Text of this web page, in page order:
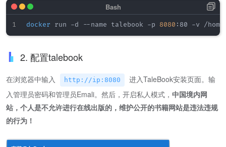
docker run -d --name talebook -p 8080
2. 配置talebook
在浏览器中输入 http://ip:8080
进入TaleBook安装页面。输
入管理员密码和管理员Emali。然后，开启私人模式， 中国境内网
站，个人是不允许进行在线出版的，维护公开的书籍网站是违法违规
的行为！